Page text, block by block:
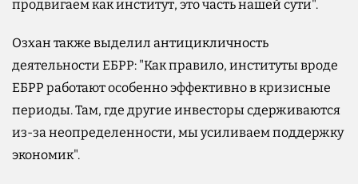
продвигаем как институт, это часть нашей сути".
Озхан также выделил антицикличность
деятельности ЕБРР: "Как правило, институты вроде
ЕБРР работают особенно эффективно в кризисные
периоды. Там, где другие инвесторы сдерживаются
из-за неопределенности, мы усиливаем поддержку
экономик".